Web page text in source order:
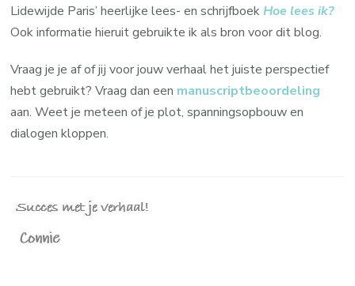
Lidewijde Paris’ heerlijke lees- en schrijfboekHoe lees ik?
Ook informatie hieruit gebruikte ik als bron voor dit blog.
Vraag je je af of jij voor jouw verhaal het juiste perspectief
hebt gebruikt? Vraag dan een manuscriptbeoordeling
aan. Weet je meteen of je plot, spanningsopbouw en
dialogen kloppen.